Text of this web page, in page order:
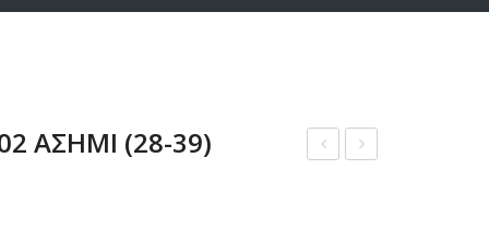
ΑΣΗΜΙ (28-39)